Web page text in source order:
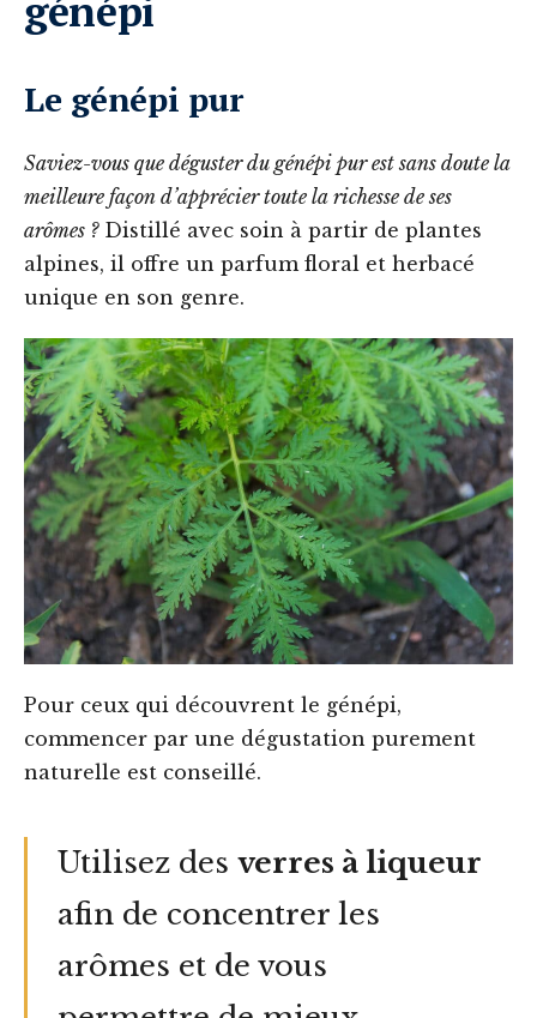
génépi
Le génépi pur
Saviez-vous que déguster du génépi pur est sans doute la
meilleure façon d’apprécier toute la richesse de ses
arômes ?Distillé avec soin à partir de plantes
alpines, il offre un parfum floral et herbacé
unique en son genre.
Pour ceux qui découvrent le génépi,
commencer par une dégustation purement
naturelle est conseillé.
Utilisez des verres à liqueur
afin de concentrer les
arômes et de vous